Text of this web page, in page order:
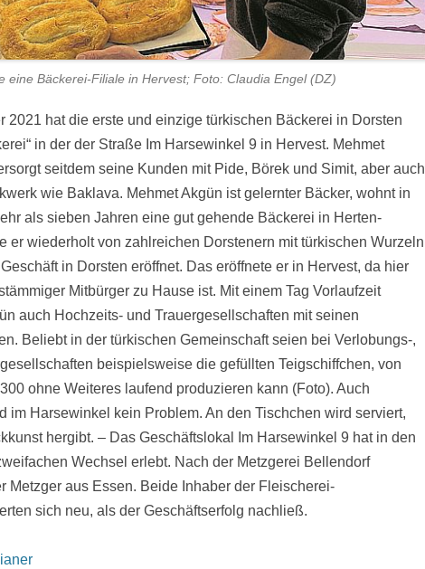
eine Bäckerei-Filiale in Hervest; Foto: Claudia Engel (DZ)
2021 hat die erste und einzige türkischen Bäckerei in Dorsten
in der der Straße Im Harsewinkel 9 in Hervest. Mehmet
seitdem seine Kunden mit Pide, Börek und Simit, aber auch
wie Baklava. Mehmet Akgün ist gelernter Bäcker, wohnt in
als sieben Jahren eine gut gehende Bäckerei in Herten-
er wiederholt von zahlreichen Dorstenern mit türkischen Wurzeln
in Dorsten eröffnet. Das eröffnete er in Hervest, da hier
Mitbürger zu Hause ist. Mit einem Tag Vorlaufzeit
auch Hochzeits- und Trauergesellschaften mit seinen
Beliebt in der türkischen Gemeinschaft seien bei Verlobungs-,
beispielsweise die gefüllten Teigschiffchen, von
ohne Weiteres laufend produzieren kann (Foto). Auch
im Harsewinkel kein Problem. An den Tischchen wird serviert,
hergibt. – Das Geschäftslokal Im Harsewinkel 9 hat in den
Wechsel erlebt. Nach der Metzgerei Bellendorf
Metzger aus Essen. Beide Inhaber der Fleischerei-
sich neu, als der Geschäftserfolg nachließ.